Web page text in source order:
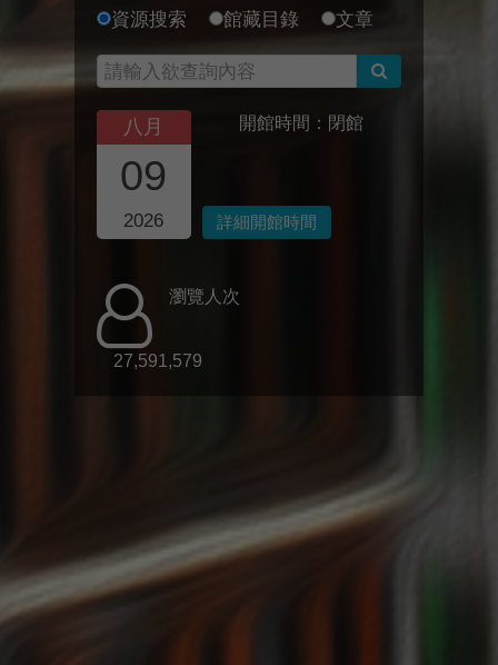
資源搜索 館藏目錄 文章
八月
09
2026
開館時間：閉館
詳細開館時間
瀏覽人次
27,591,579